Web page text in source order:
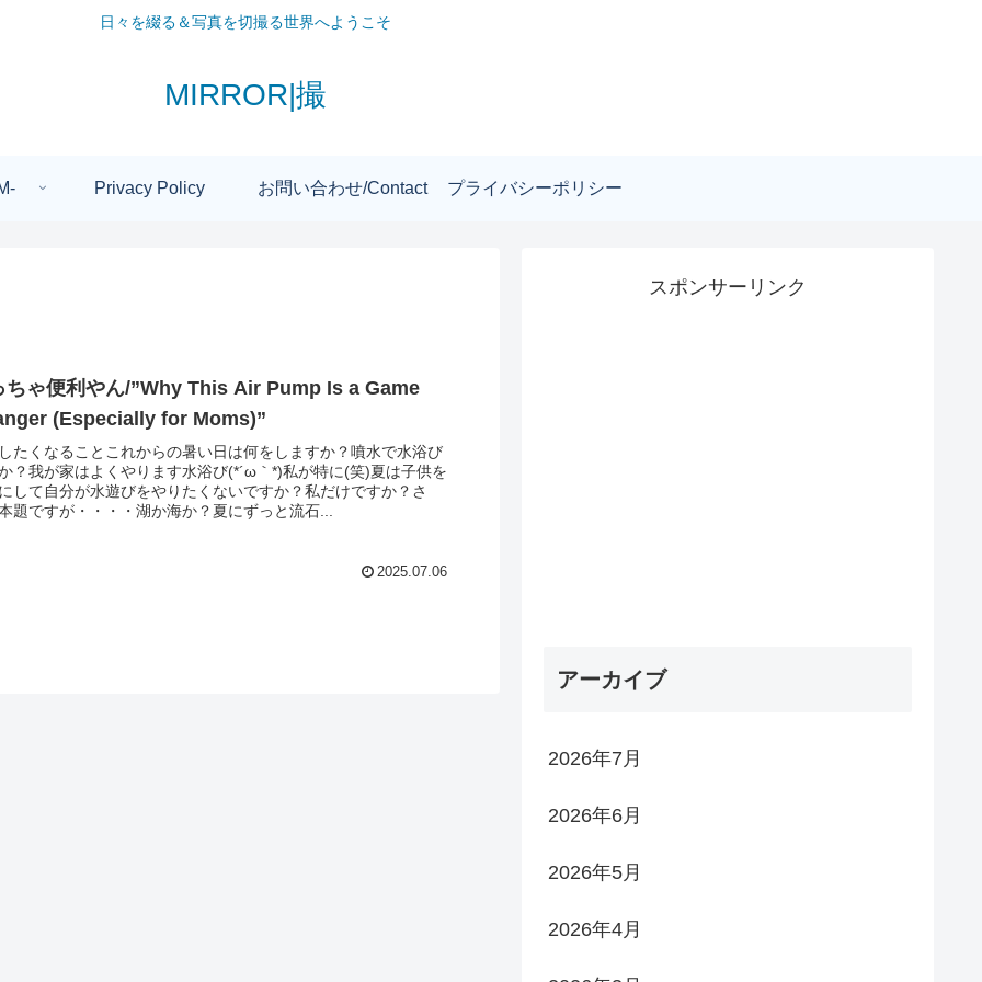
日々を綴る＆写真を切撮る世界へようこそ
MIRROR|撮
Privacy Policy お問い合わせ/Contact プライバシーポリシー
ちゃ便利やん/”Why This Air Pump Is a Game
(Especially for Moms)”
たくなることこれからの暑い日は何をしますか？噴水で水浴び
？我が家はよくやります水浴び(*´ω｀*)私が特に(笑)夏は子供を
して自分が水遊びをやりたくないですか？私だけですか？さ
題ですが・・・・湖か海か？夏にずっと流石...
2025.07.06
スポンサーリンク
アーカイブ
2026年7月
2026年6月
2026年5月
2026年4月